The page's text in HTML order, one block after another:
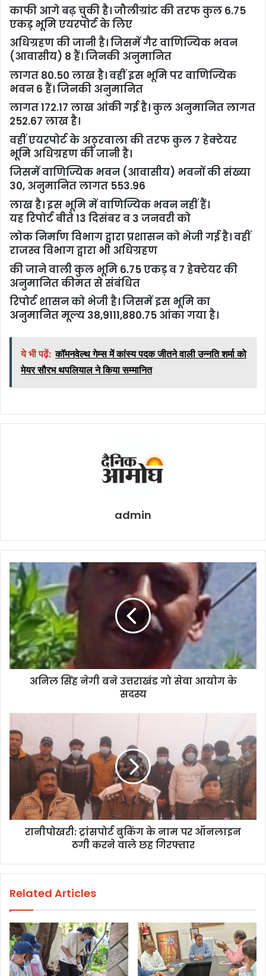
काफी आगे बढ़ चुकी है। जौलीग्रांट की तरफ कुल 6.75
एकड़ भूमि एयरपोर्ट के लिए
अधिग्रहण की जानी है। जिसमें गैर वाणिज्यिक भवन
(आवासीय) 8 हैं। जिनकी अनुमानित
लागत 80.50 लाख है। वहीं इस भूमि पर वाणिज्यिक
भवन 6 हैं। जिनकी अनुमानित
लागत 172.17 लाख आंकी गई है। कुल अनुमानित लागत
252.67 लाख है।
वहीं एयरपोर्ट के अठुरवाला की तरफ कुल 7 हेक्टेयर
भूमि अधिग्रहण की जानी है।
जिसमें वाणिज्यिक भवन (आवासीय) भवनों की संख्या
30, अनुमानित लागत 553.96
लाख है। इस भूमि में वाणिज्यिक भवन नहीं हैं।
यह रिपोर्ट बीते 13 दिसंबर व 3 जनवरी को
लोक निर्माण विभाग द्वारा प्रशासन को भेजी गई है। वहीं
राजस्व विभाग द्वारा भी अधिग्रहण
की जाने वाली कुल भूमि 6.75 एकड़ व 7 हेक्टेयर की
अनुमानित कीमत से संबंधित
रिपोर्ट शासन को भेजी है। जिसमें इस भूमि का
अनुमानित मूल्य 38,9111,880.75 आंका गया है।
ये भी पढ़ें: कॉमनवेल्थ गेम्स में कांस्य पदक जीतने वाली उन्नति शर्मा को
मेयर सौरभ थपलियाल ने किया सम्मानित
admin
अनिल सिंह नेगी बने उत्तराखंड गो सेवा आयोग के
सदस्य
रानीपोखरी: ट्रांसपोर्ट बुकिंग के नाम पर ऑनलाइन
ठगी करने वाले छह गिरफ्तार
Related Articles